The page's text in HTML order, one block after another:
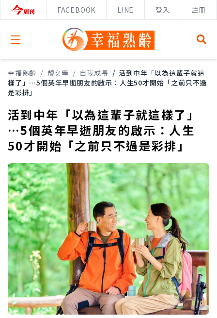
FACEBOOK LINE 登入 註冊
Open menu
幸福熟齡 / 靚女學 / 自我成長 / 活到中年「以為這輩子就這
樣了」…5個英年早逝朋友的啟示：人生50才開始「之前只不過
是彩排」
活到中年「以為這輩子就這樣了」
…5個英年早逝朋友的啟示：人生
50才開始「之前只不過是彩排」